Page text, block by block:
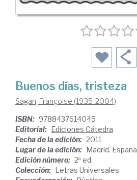
Buenos días, tristeza
Sagan, Françoise (1935-2004)
ISBN: 9788437614045
Editorial: Ediciones Cátedra
Fecha de la edición: 2011
Lugar de la edición: Madrid. España
Edición número: 2ª ed.
Colección: Letras Universales